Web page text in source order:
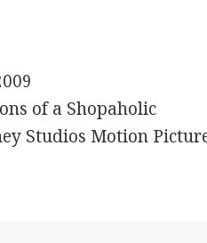
of a Shopaholic
Studios Motion